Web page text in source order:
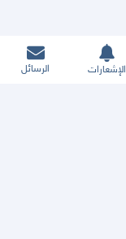
الإشعارات الرسائل